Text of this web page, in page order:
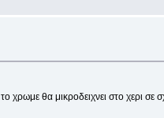
θα μικροδειχνει στο χερι σε